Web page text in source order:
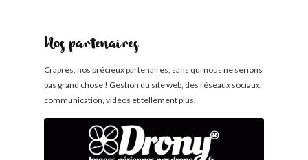
Nos partenaires
Ci après, nos précieux partenaires, sans qui nous ne serions
pas grand chose ! Gestion du site web, des réseaux sociaux,
communication, vidéos et tellement plus.